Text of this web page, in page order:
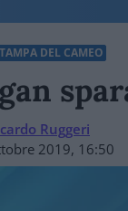
DEL CAMEO
Ruggeri
2019, 16:50